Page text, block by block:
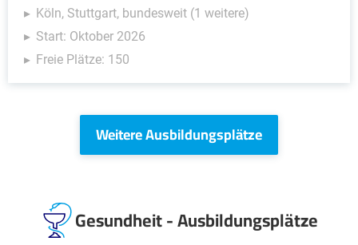
Köln, Stuttgart, bundesweit (1 weitere)
Start: Oktober 2026
Freie Plätze: 150
Weitere Ausbildungsplätze
Gesundheit - Ausbildungsplätze